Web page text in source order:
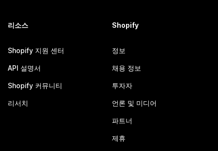
리소스
Shopify 지원 센터
API 설명서
Shopify 커뮤니티
리서치
Shopify
정보
채용 정보
투자자
언론 및 미디어
파트너
제휴